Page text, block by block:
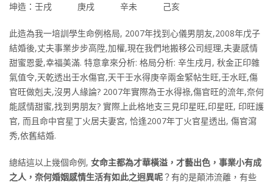
坤造：壬戌 庚戌 辛未 己亥
此造為我一培訓學生命例格局, 2007年找到心儀男朋友,2008年戊子
結婚後,丈夫事業步步高陞,加權,現在我們地搬移公司經理,夫妻感情
甜蜜恩愛,幸福美滿. 特意拿來分析: 格局分析: 辛生戌月, 秋金正印雜
氣值令,天乾透出壬水傷官,天干壬水得庚辛兩金緊帖生旺,壬水旺,傷
官旺做剋夫,沒男人緣論? 2007年實際為壬水得祿,傷官旺的流年,奈何
能感情甜蜜,找到男朋友? 實際上此格地支三見印星旺,印星旺, 印旺護
官, 而且命中官星丁火居夫妻宮, 恰逢2007年丁火官星透出, 傷官瀉
秀,依舊結婚.
總結這以上幾個命例, 女命主都為才華橫溢，才藝出色，事業小有成
之人，奈何婚姻感情生活有如此之迥異呢？有的是顛沛流離，有些